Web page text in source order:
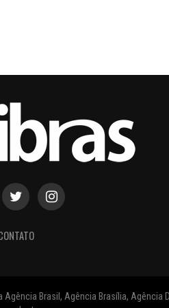
Brasil, Agência Brasília, Agência